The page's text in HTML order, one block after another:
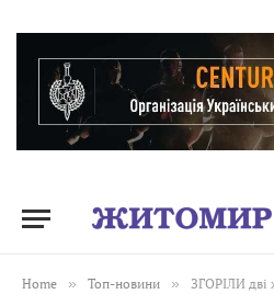
Home » Топ-новини » ЗГОРІЛИ дві